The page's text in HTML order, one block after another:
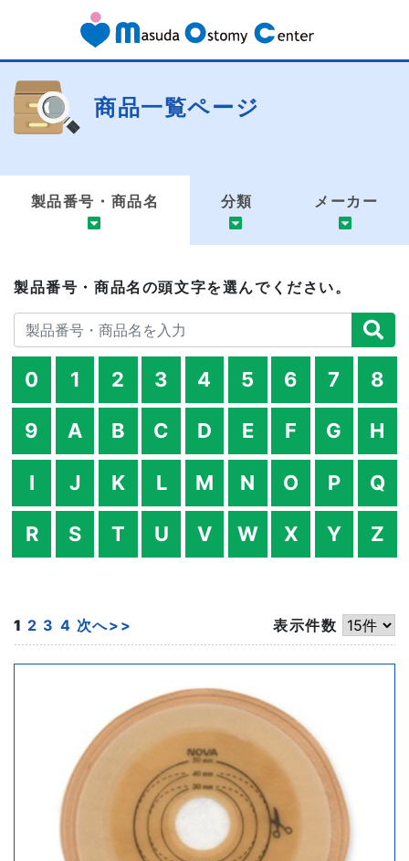
商品一覧ページ
製品番号・商品名 分類 メーカー
製品番号・商品名の頭文字を選んでください。
0 1 2 3 4 5 6 7 8
9 A B C D E F G H
I J K L M N O P Q
R S T U V W X Y Z
表示件数
1 2 3 4 次へ>>